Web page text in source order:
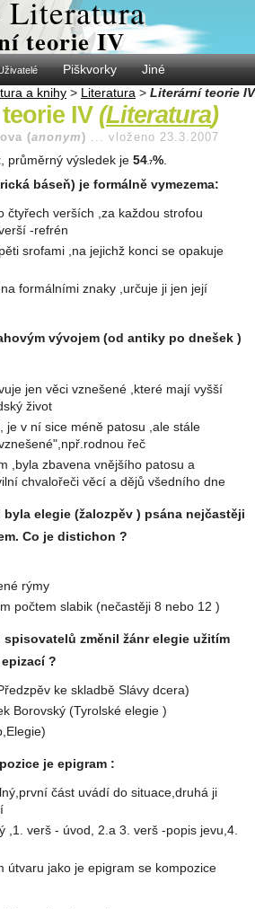
Literatura
teorie IV
Piškvorky
Jiné
a knihy > Literatura > Literární teorie IV
IV (Literatura)
(anonym ) ... vloženo 23.3.2007
, průměrný výsledek je 54 .7%
báseň) je formálně vymezema:
čtyřech verších ,za každou strofou
-refrén
srofami ,na jejichž konci se opakuje
formálními znaky ,určuje ji jen její
vývojem (od antiky po dnešek )
jen věci vznešené ,které mají vyšší
život
je v ní sice méně patosu ,ale stále
řeč
,byla zbavena vnějšího patosu a
chvalořeči věcí a dějů všedního dne
elegie (žalozpěv ) psána nejčastěji
Co je distichon ?
rýmy
počtem slabik (nečastěji 8 nebo 12 )
spisovatelů změnil žánr elegie užitím
?
ke skladbě Slávy dcera)
Borovský (Tyrolské elegie )
je epigram :
část uvádí do situace,druhá ji
,1. verš - úvod, 2.a 3. verš -popis jevu,4.
útvaru jako je epigram se kompozice